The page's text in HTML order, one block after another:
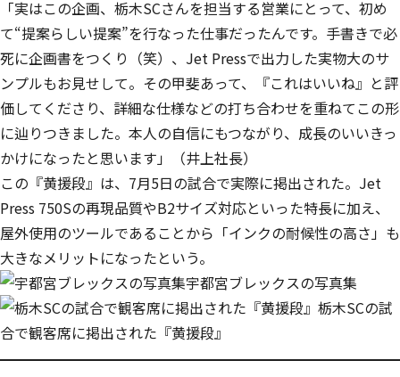
「実はこの企画、栃木SCさんを担当する営業にとって、初め
て“提案らしい提案”を行なった仕事だったんです。手書きで必
死に企画書をつくり（笑）、Jet Pressで出力した実物大のサ
ンプルもお見せして。その甲斐あって、『これはいいね』と評
価してくださり、詳細な仕様などの打ち合わせを重ねてこの形
に辿りつきました。本人の自信にもつながり、成長のいいきっ
かけになったと思います」（井上社長）
この『黄援段』は、7月5日の試合で実際に掲出された。 Jet
Press 750Sの再現品質やB2サイズ対応といった特長に加え、
屋外使用のツールであることから「インクの耐候性の高さ」も
大きなメリットになったという。
宇都宮ブレックスの写真集
栃木SCの試
合で観客席に掲出された『黄援段』